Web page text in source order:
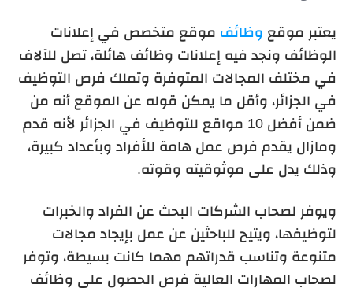
يعتبر موقع وظائف موقع متخصص في إعلانات
الوظائف ونجد فيه إعلانات وظائف هائلة، تصل للآلاف
في مختلف المجالات المتوفرة وتملك فرص التوظيف
في الجزائر، وأقل ما يمكن قوله عن الموقع أنه من
ضمن أفضل 10 مواقع للتوظيف في الجزائر لأنه قدم
ومازال يقدم فرص عمل هامة للأفراد وبأعداد كبيرة،
وذلك يدل على موثوقيته وقوته.
ويوفر لصحاب الشركات البحث عن الفراد والخبرات
لتوظيفها، ويتيح للباحثين عن عمل بإيجاد مجالات
متنوعة وتناسب قدراتهم مهما كانت بسيطة، وتوفر
لصحاب المهارات العالية فرص الحصول على وظائف